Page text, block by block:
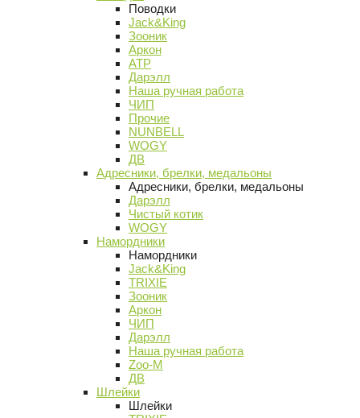
Поводки
Jack&King
Зооник
Аркон
АТР
Дарэлл
Наша ручная работа
ЧИП
Прочие
NUNBELL
WOGY
ДВ
Адресники, брелки, медальоны
Адресники, брелки, медальоны
Дарэлл
Чистый котик
WOGY
Намордники
Намордники
Jack&King
TRIXIE
Зооник
Аркон
ЧИП
Дарэлл
Наша ручная работа
Zoo-M
ДВ
Шлейки
Шлейки